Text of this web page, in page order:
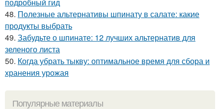
48. Полезные альтернативы шпинату в салате: какие
продукты выбрать
49. Забудьте о шпинате: 12 лучших альтернатив для
зеленого листа
50. Когда убрать тыкву: оптимальное время для сбора и
хранения урожая
Популярные материалы